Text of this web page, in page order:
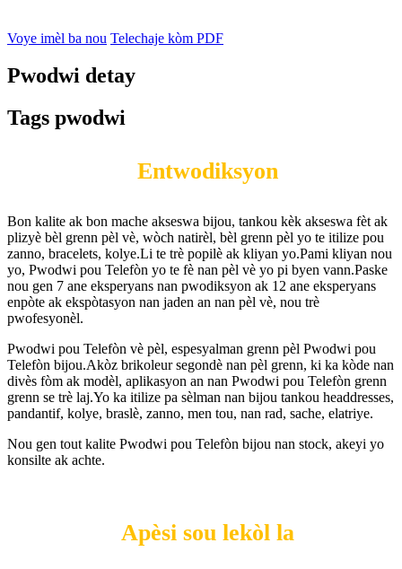
Voye imèl ba nou Telechaje kòm PDF
Pwodwi detay
Tags pwodwi
Entwodiksyon
Bon kalite ak bon mache akseswa bijou, tankou kèk akseswa fèt ak
plizyè bèl grenn pèl vè, wòch natirèl, bèl grenn pèl yo te itilize pou
zanno, bracelets, kolye.Li te trè popilè ak kliyan yo.Pami kliyan nou
yo, Pwodwi pou Telefòn yo te fè nan pèl vè yo pi byen vann.Paske
nou gen 7 ane eksperyans nan pwodiksyon ak 12 ane eksperyans
enpòte ak ekspòtasyon nan jaden an nan pèl vè, nou trè
pwofesyonèl.
Pwodwi pou Telefòn vè pèl, espesyalman grenn pèl Pwodwi pou
Telefòn bijou.Akòz brikoleur segondè nan pèl grenn, ki ka kòde nan
divès fòm ak modèl, aplikasyon an nan Pwodwi pou Telefòn grenn
grenn se trè laj.Yo ka itilize pa sèlman nan bijou tankou headdresses,
pandantif, kolye, braslè, zanno, men tou, nan rad, sache, elatriye.
Nou gen tout kalite Pwodwi pou Telefòn bijou nan stock, akeyi yo
konsilte ak achte.
Apèsi sou lekòl la